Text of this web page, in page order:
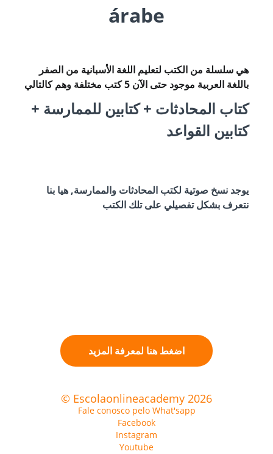
árabe
هي سلسلة من الكتب لتعليم اللغة الأسبانية من الصفر
باللغة العربية موجود حتى الآن 5 كتب مختلفة وهم كالتالي
كتاب المحادثات + كتابين للممارسة +
كتابين القواعد
يوجد نسخ صوتية لكتب المحادثات والممارسة, هيا بنا
نتعرف بشكل تفصيلي على تلك الكتب
اضغط هنا لمعرفة المزيد
© Escolaonlineacademy 2026
Fale conosco pelo What'sapp
Facebook
Instagram
Youtube